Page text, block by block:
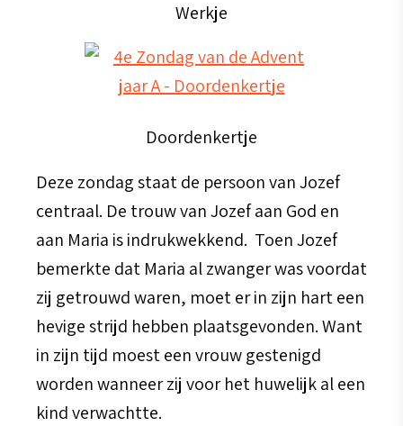
Werkje
Doordenkertje
Deze zondag staat de persoon van Jozef
centraal. De trouw van Jozef aan God en
aan Maria is indrukwekkend. Toen Jozef
bemerkte dat Maria al zwanger was voordat
zij getrouwd waren, moet er in zijn hart een
hevige strijd hebben plaatsgevonden. Want
in zijn tijd moest een vrouw gestenigd
worden wanneer zij voor het huwelijk al een
kind verwachtte.